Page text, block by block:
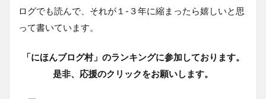
ログでも読んで、それが１-３年に縮まったら嬉しいと思
って書いています。
「にほんブログ村」のランキングに参加しております。
是非、応援のクリックをお願いします。